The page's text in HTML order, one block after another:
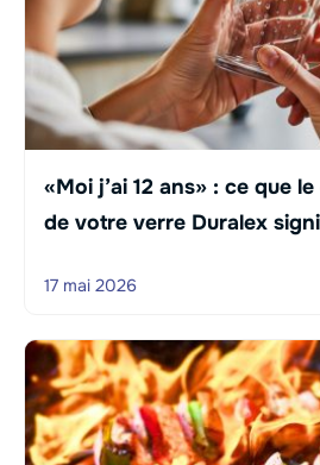
«Moi j’ai 12 ans» : ce que
de votre verre Duralex
17 mai 2026